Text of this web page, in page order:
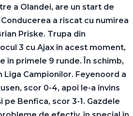
a Olandei, are un start de
a riscat cu numirea
Priske. Trupa din
3 cu Ajax în acest moment,
în primele 9 runde. În schimb,
Liga Campionilor. Feyenoord a
scor 0-4, apoi le-a învins
pe Benfica, scor 3-1. Gazdele